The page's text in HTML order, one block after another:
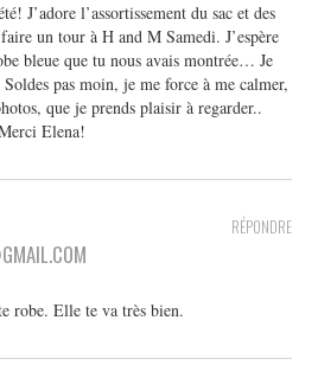
J’adore l’assortissement du sac et des
un tour à H and M Samedi. J’espère
bleue que tu nous avais montrée… Je
pas moin, je me force à me calmer,
que je prends plaisir à regarder..
Elena!
RÉPONDRE
robe. Elle te va très bien.